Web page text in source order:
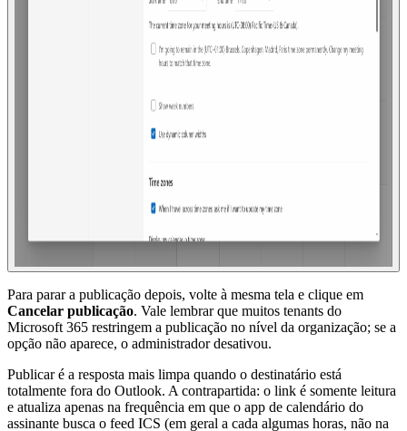
Para parar a publicação depois, volte à mesma tela e clique em
Cancelar publicação. Vale lembrar que muitos tenants do
Microsoft 365 restringem a publicação no nível da organização; se a
opção não aparece, o administrador desativou.
Publicar é a resposta mais limpa quando o destinatário está
totalmente fora do Outlook. A contrapartida: o link é somente leitura
e atualiza apenas na frequência em que o app de calendário do
assinante busca o feed ICS (em geral a cada algumas horas, não na